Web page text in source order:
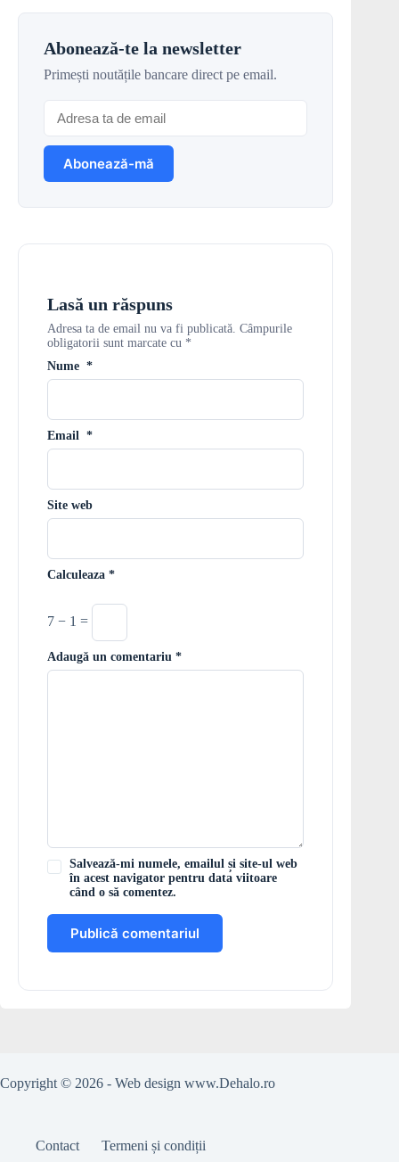
Abonează-te la newsletter
Primești noutățile bancare direct pe email.
Lasă un răspuns
Adresa ta de email nu va fi publicată. Câmpurile
obligatorii sunt marcate cu *
Nume *
Email *
Site web
Calculeaza *
7 − 1 =
Adaugă un comentariu *
Salvează-mi numele, emailul și site-ul web
în acest navigator pentru data viitoare
când o să comentez.
Publică comentariul
Copyright © 2026 - Web design www.Dehalo.ro
Contact Termeni și condiții